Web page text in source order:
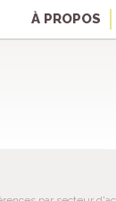
À PROPOS